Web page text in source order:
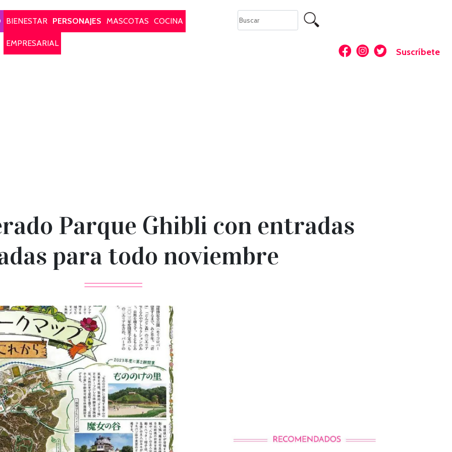
BIENESTAR PERSONAJES MASCOTAS COCINA
EMPRESARIAL
Suscríbete
Parque Ghibli con entradas
para todo noviembre